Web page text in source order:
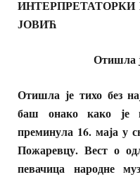
ЈОВИЋ
Отишла
Отишла је тихо без
баш онако како је
преминула 16. маја у
Пожаревцу. Вест о
певачица народне